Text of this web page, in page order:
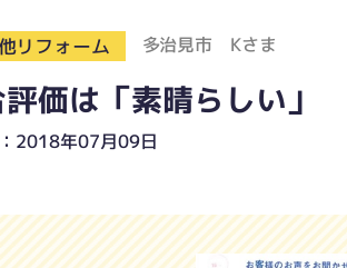
リフォーム 多治見市 Kさま
価は「素晴らしい」
2018年07月09日